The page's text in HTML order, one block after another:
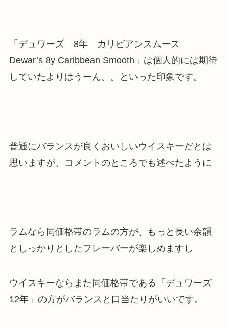
「デュワーズ 8年 カリビアンスムース
Dewar’s 8y Caribbean Smooth」は個人的には期待
していたよりはうーん。。といった印象です。
普通にバランスが良くおいしいウイスキーだとは
思いますが、コメントのところでも述べたように
ラムなら同価格帯のラムの方が、もっと長い余韻
としっかりとしたフレーバーが楽しめますし
ウイスキーならまた同価格帯である「デュワーズ
12年」の方がバランスと口当たりがいいです。